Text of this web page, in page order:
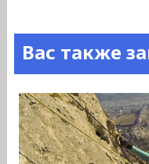
Вас также